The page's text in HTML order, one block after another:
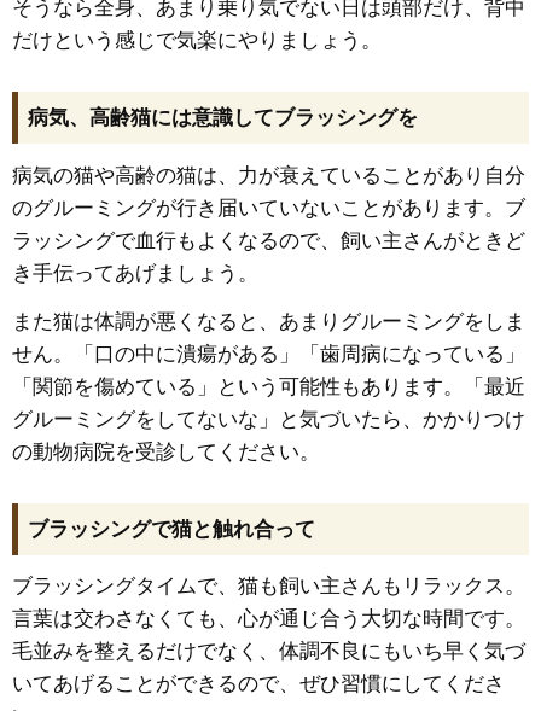
そうなら全身、あまり乗り気でない日は頭部だけ、背中
だけという感じで気楽にやりましょう。
病気、高齢猫には意識してブラッシングを
病気の猫や高齢の猫は、力が衰えていることがあり自分
のグルーミングが行き届いていないことがあります。ブ
ラッシングで血行もよくなるので、飼い主さんがときど
き手伝ってあげましょう。
また猫は体調が悪くなると、あまりグルーミングをしま
せん。「口の中に潰瘍がある」「歯周病になっている」
「関節を傷めている」という可能性もあります。「最近
グルーミングをしてないな」と気づいたら、かかりつけ
の動物病院を受診してください。
ブラッシングで猫と触れ合って
ブラッシングタイムで、猫も飼い主さんもリラックス。
言葉は交わさなくても、心が通じ合う大切な時間です。
毛並みを整えるだけでなく、体調不良にもいち早く気づ
いてあげることができるので、ぜひ習慣にしてくださ